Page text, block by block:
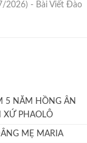
2026) - Bài Viết Đào
5 NĂM HỒNG ÂN
XỨ PHAOLÔ
MẸ MARIA